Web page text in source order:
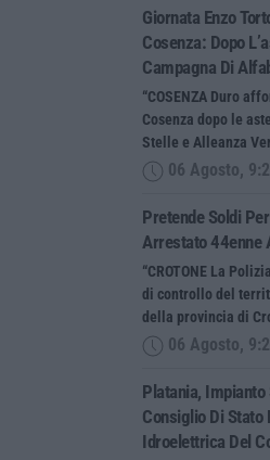
Giornata Enzo
Cosenza: Dopo
Campagna Di
“COSENZA Duro
Cosenza dopo le
Stelle e Alleanza
06 Agosto,
Pretende Soldi
Arrestato 44enne
“CROTONE La
di controllo del
della provincia di
06 Agosto,
Platania,
Consiglio Di Stato
Idroelettrica Del